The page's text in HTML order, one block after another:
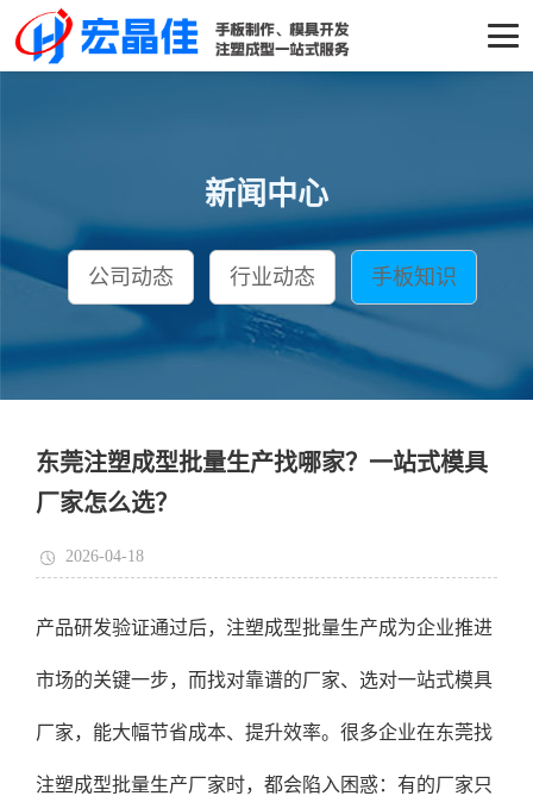
新闻中心
公司动态 行业动态 手板知识
东莞注塑成型批量生产找哪家？一站式模具
厂家怎么选？
2026-04-18
产品研发验证通过后，注塑成型批量生产成为企业推进
市场的关键一步，而找对靠谱的厂家、选对一站式模具
厂家，能大幅节省成本、提升效率。很多企业在东莞找
注塑成型批量生产厂家时，都会陷入困惑：有的厂家只